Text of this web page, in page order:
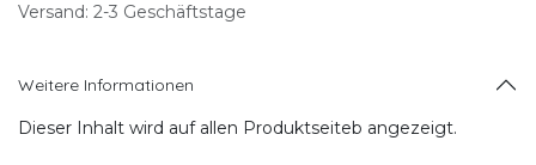
Versand: 2-3 Geschäftstage
Weitere Informationen
Dieser Inhalt wird auf allen Produktseiteb angezeigt.